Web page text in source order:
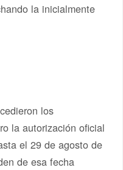
la inicialmente
los
la autorización oficial
el 29 de agosto de
de esa fecha